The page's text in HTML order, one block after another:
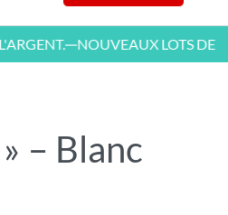
—NOUVEAUX LOTS DE
– Blanc